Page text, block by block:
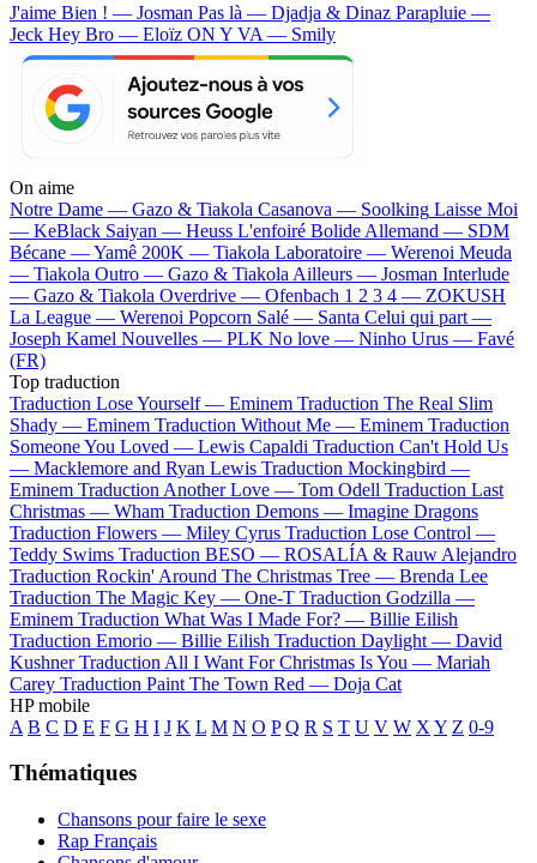
J'aime Bien ! — Josman Pas là — Djadja & Dinaz Parapluie —
Jeck Hey Bro — Eloïz ON Y VA — Smily
On aime
Notre Dame — Gazo & Tiakola Casanova — Soolking Laisse Moi
— KeBlack Saiyan — Heuss L'enfoiré Bolide Allemand — SDM
Bécane —Yamê 200K — Tiakola Laboratoire — Werenoi Meuda
— Tiakola Outro — Gazo & Tiakola Ailleurs — Josman Interlude
— Gazo & Tiakola Overdrive — Ofenbach 1 2 3 4 — ZOKUSH
La League — Werenoi Popcorn Salé — Santa Celui qui part —
Joseph Kamel Nouvelles — PLK No love — Ninho Urus — Favé
(FR)
Top traduction
Traduction Lose Yourself — Eminem Traduction The Real Slim
Shady — Eminem Traduction Without Me — Eminem Traduction
Someone You Loved — Lewis Capaldi Traduction Can't Hold Us
— Macklemore and Ryan Lewis Traduction Mockingbird —
Eminem Traduction Another Love — Tom Odell Traduction Last
Christmas — Wham Traduction Demons — Imagine Dragons
Traduction Flowers — Miley Cyrus Traduction Lose Control —
Teddy Swims Traduction BESO — ROSALÍA & Rauw Alejandro
Traduction Rockin' Around The Christmas Tree — Brenda Lee
Traduction The Magic Key — One-T Traduction Godzilla —
Eminem Traduction What Was I Made For? — Billie Eilish
Traduction Emorio — Billie Eilish Traduction Daylight — David
Kushner Traduction All I Want For Christmas Is You — Mariah
Carey Traduction Paint The Town Red — Doja Cat
HP mobile
A B C D E F G H I J K L M N O P Q R S T U V W X Y Z 0-9
Thématiques
Chansons pour faire le sexe
Rap Français